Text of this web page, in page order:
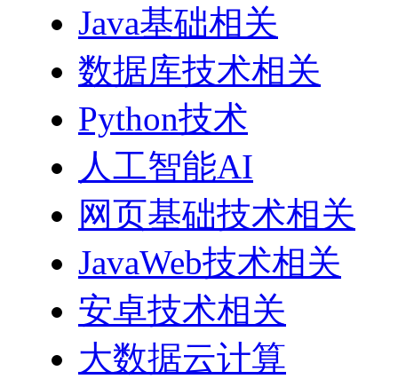
Java基础相关
数据库技术相关
Python技术
人工智能AI
网页基础技术相关
JavaWeb技术相关
安卓技术相关
大数据云计算